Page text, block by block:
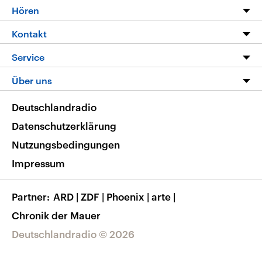
Programm
Die Nachrichten
Nachrichtenleicht
Neue Beiträge auf dlf.de
Hören
Livestream
Podcasts
Deutschlandfunk App
Nachrichten App
Frequenzen
Kontakt
Hörerservice
Service
FAQ
Veranstaltungen
Musikliste
RSS
Über uns
Barrierefreiheit
Deutschlandradio © 2026
Deutschlandradio
Datenschutzerklärung
Nutzungsbedingungen
Impressum
Partner ARD | ZDF | Phoenix | arte |
Chronik der Mauer